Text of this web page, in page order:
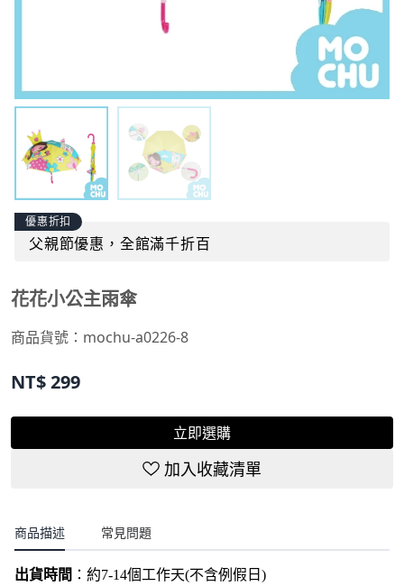
優惠折扣
父親節優惠，全館滿千折百
花花小公主雨傘
商品貨號：mochu-a0226-8
NT$299
立即選購
加入收藏清單
商品描述 常見問題
出貨時間 ：約7-14個工作天(不含例假日 )